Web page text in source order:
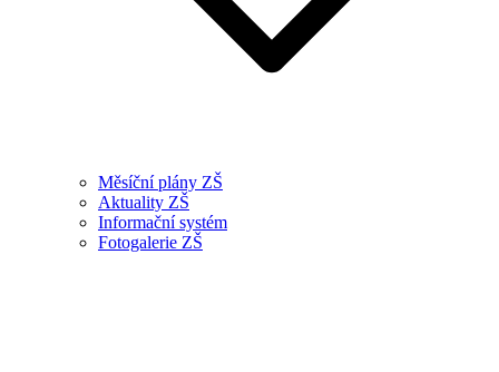
Měsíční plány ZŠ
Aktuality ZŠ
Informační systém
Fotogalerie ZŠ